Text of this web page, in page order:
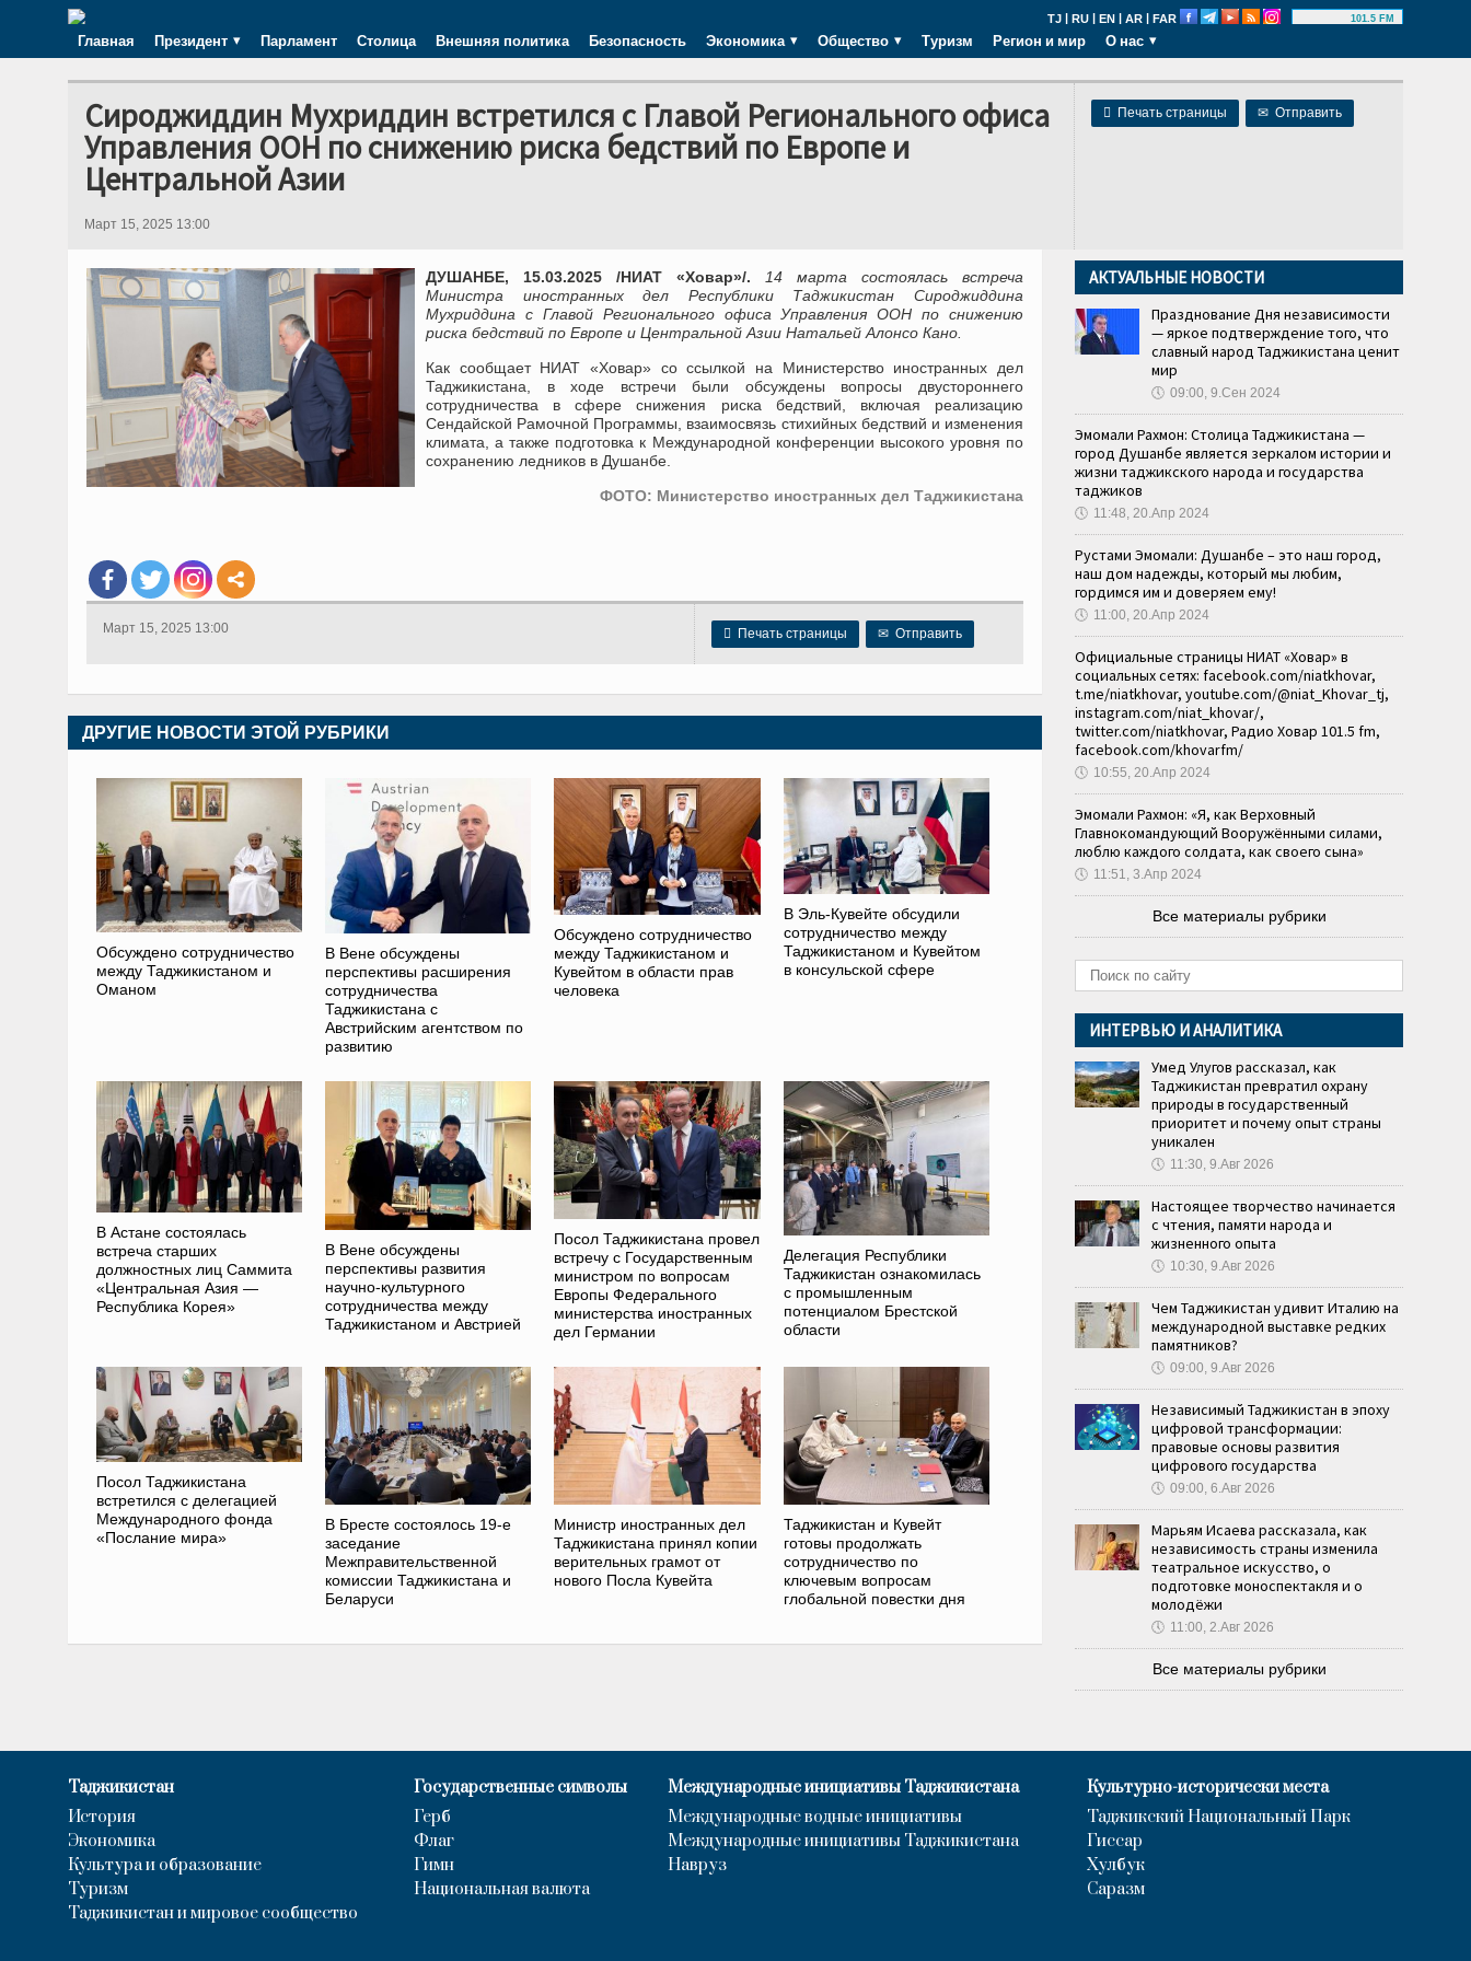
TJ | RU | EN | AR | FAR 101.5 FM
Главная Президент Парламент Столица Внешняя политика Безопасность Экономика Общество Туризм Регион и мир О нас
 Печать страницы ✉ Отправить
Сироджиддин Мухриддин встретился с Главой Регионального офиса
Управления ООН по снижению риска бедствий по Европе и
Центральной Азии
Март 15, 2025 13:00
ДУШАНБЕ, 15.03.2025 /НИАТ «Ховар»/.
14 марта состоялась встреча
Министра иностранных дел Республики Таджикистан Сироджиддина
Мухриддина с Главой Регионального офиса Управления ООН по снижению
риска бедствий по Европе и Центральной Азии Натальей Алонсо Кано.
Как сообщает НИАТ «Ховар» со ссылкой на Министерство иностранных дел
Таджикистана, в ходе встречи были обсуждены вопросы двустороннего
сотрудничества в сфере снижения риска бедствий, включая реализацию
Сендайской Рамочной Программы, взаимосвязь стихийных бедствий и изменения
климата, а также подготовка к Международной конференции высокого уровня по
сохранению ледников в Душанбе.
ФОТО: Министерство иностранных дел Таджикистана
 Печать страницы ✉ Отправить
Март 15, 2025 13:00
ДРУГИЕ НОВОСТИ ЭТОЙ РУБРИКИ
Обсуждено сотрудничество
между Таджикистаном и
Оманом
В Вене обсуждены
перспективы расширения
сотрудничества
Таджикистана с
Австрийским агентством по
развитию
Обсуждено сотрудничество
между Таджикистаном и
Кувейтом в области прав
человека
В Эль-Кувейте обсудили
сотрудничество между
Таджикистаном и Кувейтом
в консульской сфере
В Астане состоялась
встреча старших
должностных лиц Саммита
«Центральная Азия —
Республика Корея»
В Вене обсуждены
перспективы развития
научно-культурного
сотрудничества между
Таджикистаном и Австрией
Посол Таджикистана провел
встречу с Государственным
министром по вопросам
Европы Федерального
министерства иностранных
дел Германии
Делегация Республики
Таджикистан ознакомилась
с промышленным
потенциалом Брестской
области
Посол Таджикистана
встретился с делегацией
Международного фонда
«Послание мира»
В Бресте состоялось 19-е
заседание
Межправительственной
комиссии Таджикистана и
Беларуси
Министр иностранных дел
Таджикистана принял копии
верительных грамот от
нового Посла Кувейта
Таджикистан и Кувейт
готовы продолжать
сотрудничество по
ключевым вопросам
глобальной повестки дня
АКТУАЛЬНЫЕ НОВОСТИ
Празднование Дня независимости
— яркое подтверждение того, что
славный народ Таджикистана ценит
мир
🕔 09:00, 9.Сен 2024
Эмомали Рахмон: Столица Таджикистана —
город Душанбе является зеркалом истории и
жизни таджикского народа и государства
таджиков
🕔 11:48, 20.Апр 2024
Рустами Эмомали: Душанбе – это наш город,
наш дом надежды, который мы любим,
гордимся им и доверяем ему!
🕔 11:00, 20.Апр 2024
Официальные страницы НИАТ «Ховар» в
социальных сетях: facebook.com/niatkhovar,
t.me/niatkhovar, youtube.com/@niat_Khovar_tj,
instagram.com/niat_khovar/,
twitter.com/niatkhovar, Радио Ховар 101.5 fm,
facebook.com/khovarfm/
🕔 10:55, 20.Апр 2024
Эмомали Рахмон: «Я, как Верховный
Главнокомандующий Вооружёнными силами,
люблю каждого солдата, как своего сына»
🕔 11:51, 3.Апр 2024
Все материалы рубрики
ИНТЕРВЬЮ И АНАЛИТИКА
Умед Улугов рассказал, как
Таджикистан превратил охрану
природы в государственный
приоритет и почему опыт страны
уникален
🕔 11:30, 9.Авг 2026
Настоящее творчество начинается
с чтения, памяти народа и
жизненного опыта
🕔 10:30, 9.Авг 2026
Чем Таджикистан удивит Италию на
международной выставке редких
памятников?
🕔 09:00, 9.Авг 2026
Независимый Таджикистан в эпоху
цифровой трансформации:
правовые основы развития
цифрового государства
🕔 09:00, 6.Авг 2026
Марьям Исаева рассказала, как
независимость страны изменила
театральное искусство, о
подготовке моноспектакля и о
молодёжи
🕔 11:00, 2.Авг 2026
Все материалы рубрики
Таджикистан
История
Экономика
Культура и образование
Туризм
Таджикистан и мировое сообщество
Государственные символы
Герб
Флаг
Гимн
Национальная валюта
Международные инициативы Таджикистана
Международные водные инициативы
Международные инициативы Таджикистана
Навруз
Культурно-исторически места
Таджикский Национальный Парк
Гиссар
Хулбук
Саразм